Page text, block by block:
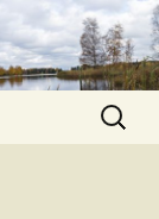
Sök
efter: